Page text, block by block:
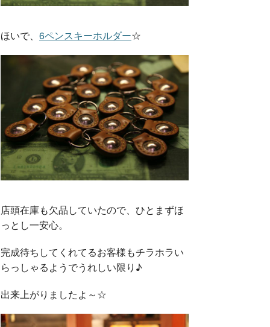
ほいで、 6ペンスキーホルダー☆
店頭在庫も欠品していたので、ひとまずほ
っとし一安心。
完成待ちしてくれてるお客様もチラホラい
らっしゃるようでうれしい限り♪
出来上がりましたよ～☆